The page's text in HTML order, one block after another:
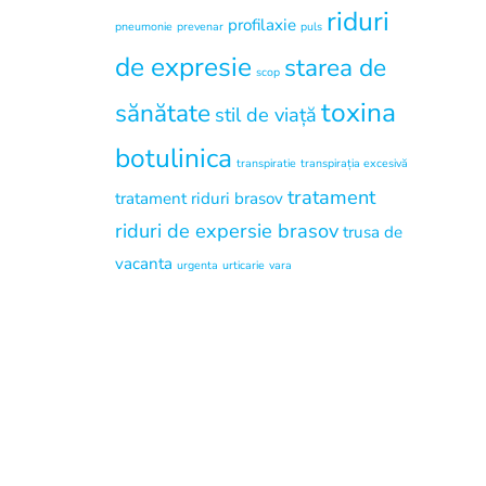
pneumonie prevenar profilaxie puls riduri
de expresie scop starea de
sănătate stil de viață toxina
botulinica transpiratie transpirația excesivă
tratament riduri brasov tratament
riduri de expersie brasov trusa de
vacanta urgenta urticarie vara